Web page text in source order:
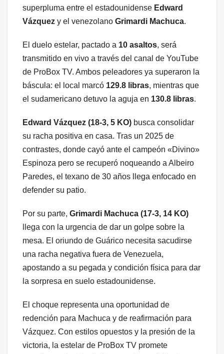
superpluma entre el estadounidense Edward
Vázquez y el venezolano Grimardi Machuca.
El duelo estelar, pactado a 10 asaltos, será
transmitido en vivo a través del canal de YouTube
de ProBox TV. Ambos peleadores ya superaron la
báscula: el local marcó 129.8 libras, mientras que
el sudamericano detuvo la aguja en 130.8 libras.
Edward Vázquez (18-3, 5 KO) busca consolidar
su racha positiva en casa. Tras un 2025 de
contrastes, donde cayó ante el campeón «Divino»
Espinoza pero se recuperó noqueando a Albeiro
Paredes, el texano de 30 años llega enfocado en
defender su patio.
Por su parte, Grimardi Machuca (17-3, 14 KO)
llega con la urgencia de dar un golpe sobre la
mesa. El oriundo de Guárico necesita sacudirse
una racha negativa fuera de Venezuela,
apostando a su pegada y condición física para dar
la sorpresa en suelo estadounidense.
El choque representa una oportunidad de
redención para Machuca y de reafirmación para
Vázquez. Con estilos opuestos y la presión de la
victoria, la estelar de ProBox TV promete